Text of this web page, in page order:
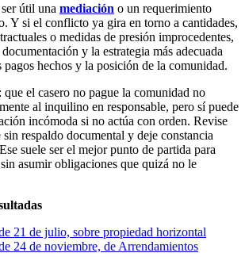
útil una mediación o un requerimiento
Y si el conflicto ya gira en torno a cantidades,
o medidas de presión improcedentes,
y la estrategia más adecuada
pagos hechos y la posición de la comunidad.
que el casero no pague la comunidad no
al inquilino en responsable, pero sí puede
incómoda si no actúa con orden. Revise
respaldo documental y deje constancia
suele ser el mejor punto de partida para
asumir obligaciones que quizá no le
21 de julio, sobre propiedad horizontal
24 de noviembre, de Arrendamientos